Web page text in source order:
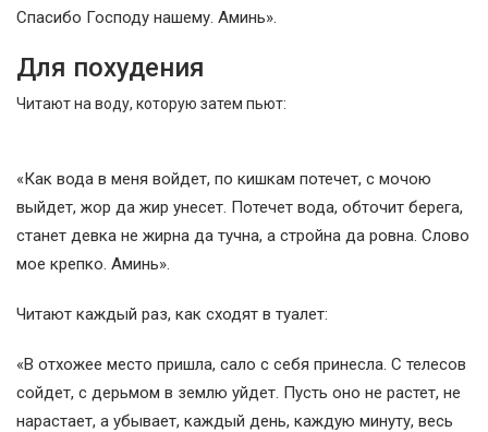
Спасибо Господу нашему. Аминь».
Для похудения
Читают на воду, которую затем пьют:
«Как вода в меня войдет, по кишкам потечет, с мочою
выйдет, жор да жир унесет. Потечет вода, обточит берега,
станет девка не жирна да тучна, а стройна да ровна. Слово
мое крепко. Аминь».
Читают каждый раз, как сходят в туалет:
«В отхожее место пришла, сало с себя принесла. С телесов
сойдет, с дерьмом в землю уйдет. Пусть оно не растет, не
нарастает, а убывает, каждый день, каждую минуту, весь